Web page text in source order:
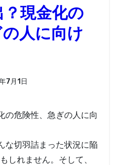
？現金化の
人に向け
7月1日
の危険性、急ぎの人に向
な切羽詰まった状況に陥
しれません。そして、